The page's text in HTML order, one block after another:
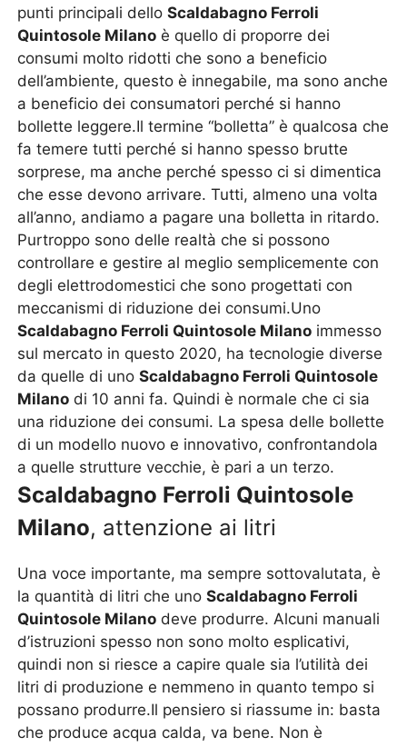
punti principali delloScaldabagno Ferroli
Quintosole Milano è quello di proporre dei
consumi molto ridotti che sono a beneficio
dell’ambiente, questo è innegabile, ma sono anche
a beneficio dei consumatori perché si hanno
bollette leggere.Il termine “bolletta” è qualcosa che
fa temere tutti perché si hanno spesso brutte
sorprese, ma anche perché spesso ci si dimentica
che esse devono arrivare. Tutti, almeno una volta
all’anno, andiamo a pagare una bolletta in ritardo.
Purtroppo sono delle realtà che si possono
controllare e gestire al meglio semplicemente con
degli elettrodomestici che sono progettati con
meccanismi di riduzione dei consumi.Uno
Scaldabagno Ferroli Quintosole Milano immesso
sul mercato in questo 2020, ha tecnologie diverse
da quelle di unoScaldabagno Ferroli Quintosole
Milano di 10 anni fa. Quindi è normale che ci sia
una riduzione dei consumi. La spesa delle bollette
di un modello nuovo e innovativo, confrontandola
a quelle strutture vecchie, è pari a un terzo.
Scaldabagno Ferroli Quintosole
Milano, attenzione ai litri
Una voce importante, ma sempre sottovalutata, è
la quantità di litri che unoScaldabagno Ferroli
Quintosole Milano deve produrre. Alcuni manuali
d’istruzioni spesso non sono molto esplicativi,
quindi non si riesce a capire quale sia l’utilità dei
litri di produzione e nemmeno in quanto tempo si
possano produrre.Il pensiero si riassume in: basta
che produce acqua calda, va bene. Non è